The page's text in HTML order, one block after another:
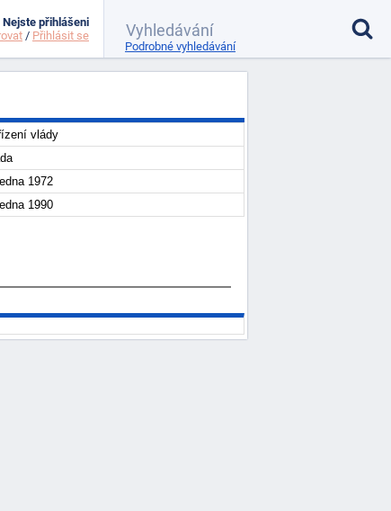
vlády
1972
1990
Nejste přihlášeni
/ Přihlásit se
Podrobné vyhledávání